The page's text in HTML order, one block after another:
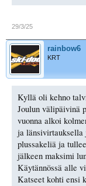
29/3/25
rainbow6
KRT
Kyllä oli kehno
Joulun välipäivinä
vuonna alkoi
ja länsivirtauksella
plussakeliä ja
jälkeen maksimi
Käytännössä alle
Katseet kohti ensi